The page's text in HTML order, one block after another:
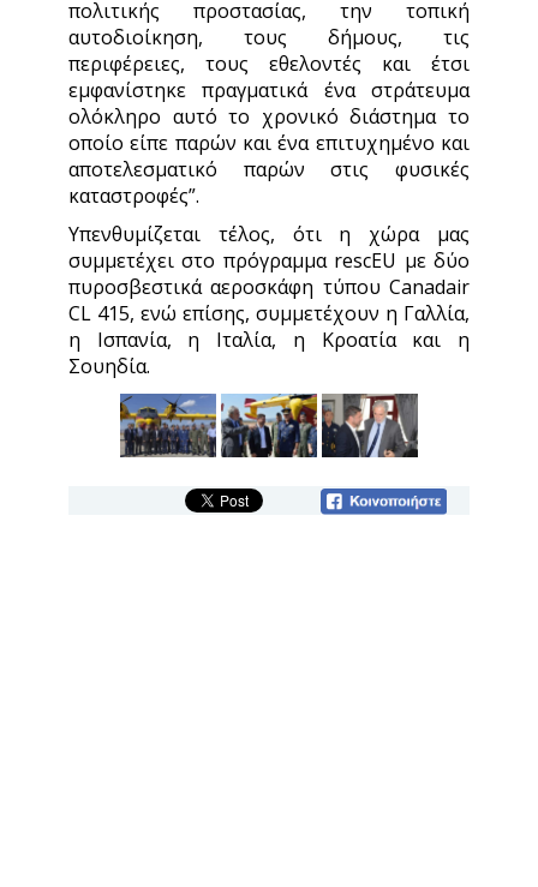
πολιτικής προστασίας, την τοπική
αυτοδιοίκηση, τους δήμους, τις
περιφέρειες, τους εθελοντές και έτσι
εμφανίστηκε πραγματικά ένα στράτευμα
ολόκληρο αυτό το χρονικό διάστημα το
οποίο είπε παρών και ένα επιτυχημένο και
αποτελεσματικό παρών στις φυσικές
καταστροφές”.
Υπενθυμίζεται τέλος, ότι η χώρα μας
συμμετέχει στο πρόγραμμα rescEU με δύο
πυροσβεστικά αεροσκάφη τύπου Canadair
CL 415, ενώ επίσης, συμμετέχουν η Γαλλία,
η Ισπανία, η Ιταλία, η Κροατία και η
Σουηδία.